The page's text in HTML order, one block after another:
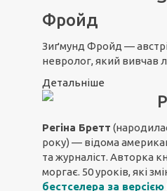
Фройд
Зиґмунд Фройд —
невролог, який вивчав
Детальніше
Регіна Бретт
року) — відома
та журналіст. Авторка
моргає. 50 уроків, які
бестселера за